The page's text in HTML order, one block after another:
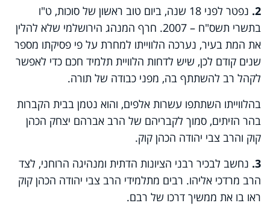
2.
נפטר לפני 18 שנה, ביום טוב ראשון של סוכות, ט"ו
בתשרי תשס"ח – 2007. חרף המנהג הירושלמי שלא להלין
את המת בעיר, נערכה הלווייתו למחרת על פי פסיקתו מספר
שנים קודם לכן, שיש לדחות הלוויית תלמיד חכם כדי לאפשר
לקהל רב להשתתף בה, מפני כבודה של תורה.
בהלווייתו השתתפו עשרות אלפים, והוא נטמן בבית הקברות
בהר הזיתים, סמוך לקבריהם של הרב אברהם יצחק הכהן
קוק והרב צבי יהודה הכהן קוק.
3. נחשב לבכיר רבני הציונות הדתית ומנהיגה הרוחני, לצד
הרב מרדכי אליהו. רבים מתלמידי הרב צבי יהודה הכהן קוק
ראו בו את ממשיך דרכו של רבם.